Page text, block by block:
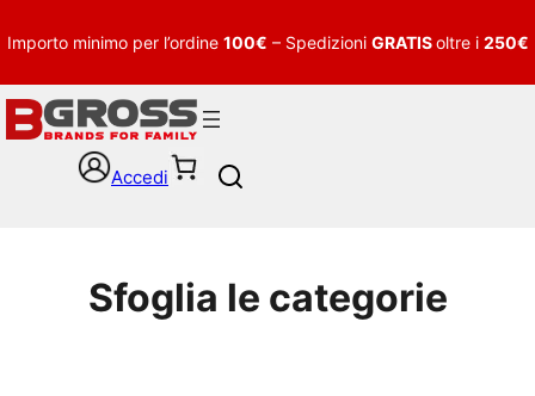
Importo minimo per l’ordine 100€ – Spedizioni GRATISoltre i 250€
Accedi
h
Sfoglia le categorie